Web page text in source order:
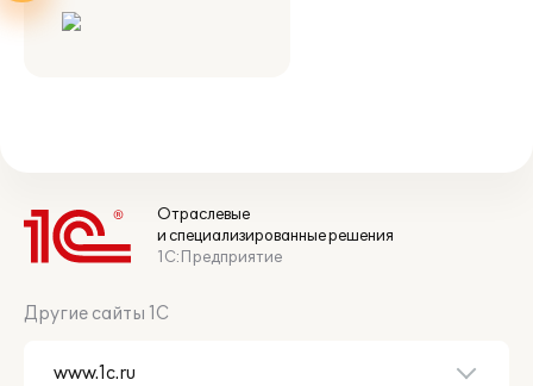
Отраслевые
и специализированные решения
1С:Предприятие
Другие сайты 1С